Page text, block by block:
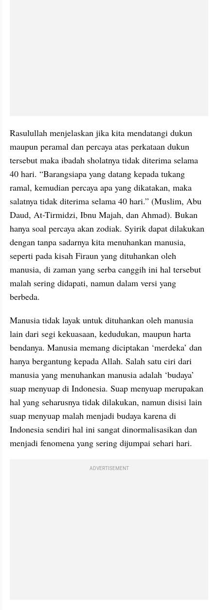
Rasulullah menjelaskan jika kita mendatangi dukun
maupun peramal dan percaya atas perkataan dukun
tersebut maka ibadah sholatnya tidak diterima selama
40 hari. “Barangsiapa yang datang kepada tukang
ramal, kemudian percaya apa yang dikatakan, maka
salatnya tidak diterima selama 40 hari.” (Muslim, Abu
Daud, At-Tirmidzi, Ibnu Majah, dan Ahmad). Bukan
hanya soal percaya akan zodiak. Syirik dapat dilakukan
dengan tanpa sadarnya kita menuhankan manusia,
seperti pada kisah Firaun yang dituhankan oleh
manusia, di zaman yang serba canggih ini hal tersebut
malah sering didapati, namun dalam versi yang
berbeda.
Manusia tidak layak untuk dituhankan oleh manusia
lain dari segi kekuasaan, kedudukan, maupun harta
bendanya. Manusia memang diciptakan ‘merdeka’ dan
hanya bergantung kepada Allah. Salah satu ciri dari
manusia yang menuhankan manusia adalah ‘budaya’
suap menyuap di Indonesia. Suap menyuap merupakan
hal yang seharusnya tidak dilakukan, namun disisi lain
suap menyuap malah menjadi budaya karena di
Indonesia sendiri hal ini sangat dinormalisasikan dan
menjadi fenomena yang sering dijumpai sehari hari.
ADVERTISEMENT